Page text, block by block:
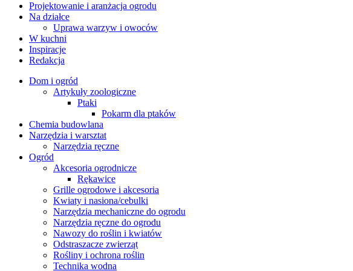
Projektowanie i aranżacja ogrodu
Na działce
Uprawa warzyw i owoców
W kuchni
Inspiracje
Redakcja
Dom i ogród
Artykuły zoologiczne
Ptaki
Pokarm dla ptaków
Chemia budowlana
Narzędzia i warsztat
Narzędzia ręczne
Ogród
Akcesoria ogrodnicze
Rękawice
Grille ogrodowe i akcesoria
Kwiaty i nasiona/cebulki
Narzędzia mechaniczne do ogrodu
Narzędzia ręczne do ogrodu
Nawozy do roślin i kwiatów
Odstraszacze zwierząt
Rośliny i ochrona roślin
Technika wodna